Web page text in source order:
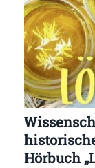
Hörbuch